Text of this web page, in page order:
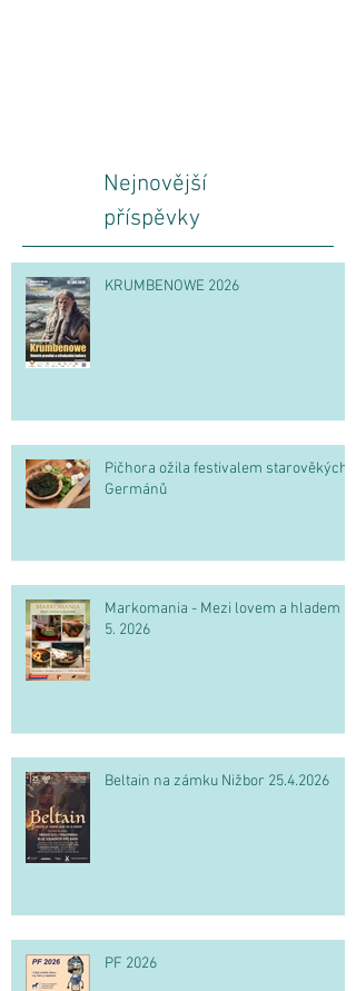
Nejnovější
příspěvky
KRUMBENOWE 2026
Pičhora ožila festivalem starověkých
Germánů
Markomania - Mezi lovem a hladem 2.
5. 2026
Beltain na zámku Nižbor 25.4.2026
PF 2026